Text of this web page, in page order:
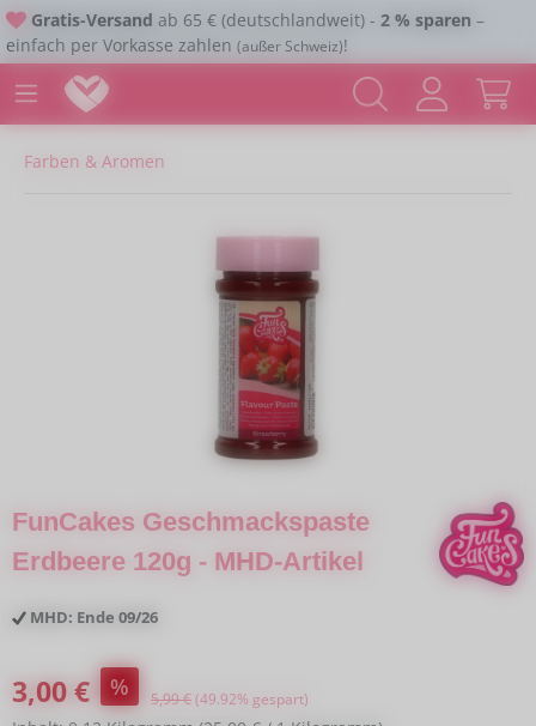
Zum Hauptinhalt springen
Gratis-Versand ab 65 € (deutschlandweit) - 2 % sparen –
einfach per Vorkasse zahlen (außer Schweiz)!
Farben & Aromen
FunCakes Geschmackspaste
Erdbeere 120g - MHD-Artikel
MHD: Ende 09/26
Verkaufspreis:
3,00 € % Regulärer Preis:
5,99 €(49.92% gespart)